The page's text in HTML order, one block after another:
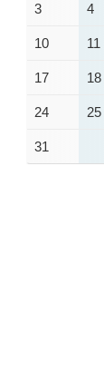
3 4
10 11
17 18
24 25
31